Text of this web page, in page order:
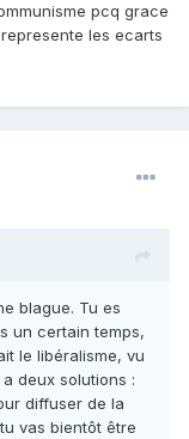
pcq grace
les ecarts
blague. Tu es
un certain temps,
le libéralisme, vu
deux solutions :
diffuser de la
vas bientôt être